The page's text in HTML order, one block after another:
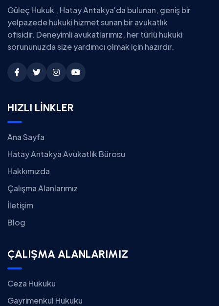
Güleç Hukuk , Hatay Antakya'da bulunan, geniş bir
yelpazede hukuki hizmet sunan bir avukatlık
ofisidir. Deneyimli avukatlarımız, her türlü hukuki
sorununuzda size yardımcı olmak için hazırdır.
HIZLI LİNKLER
Ana Sayfa
Hatay Antakya Avukatlık Bürosu
Hakkımızda
Çalışma Alanlarımız
İletişim
Blog
ÇALIŞMA ALANLARIMIZ
Ceza Hukuku
Gayrimenkul Hukuku